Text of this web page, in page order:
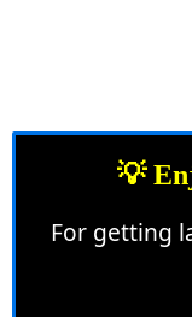
💡
For getting